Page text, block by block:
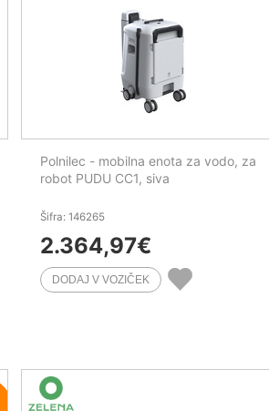
Polnilec - mobilna enota za vodo, za
robot PUDU CC1, siva
Šifra: 146265
2.364,97€